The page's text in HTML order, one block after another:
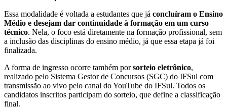
Essa modalidade é voltada a estudantes que já concluíram o Ensino
Médio e desejam dar continuidade à formação em um curso
técnico. Nela, o foco está diretamente na formação profissional, sem
a inclusão das disciplinas do ensino médio, já que essa etapa já foi
finalizada.
A forma de ingresso ocorre também porsorteio eletrônico,
realizado pelo Sistema Gestor de Concursos (SGC) do IFSul com
transmissão ao vivo pelo canal do YouTube do IFSul. Todos os
candidatos inscritos participam do sorteio, que define a classificação
final.